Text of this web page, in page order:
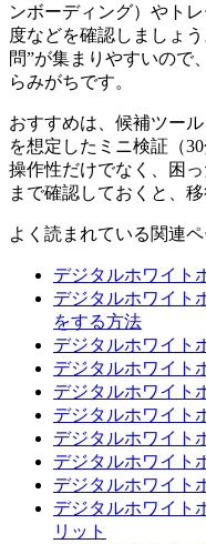
ンボーディング）やト
度などを確認しましょ
問”が集まりやすいので
らみがちです。
おすすめは、候補ツー
を想定したミニ検証（
操作性だけでなく、困
まで確認しておくと、
よく読まれている関連
デジタルホワイト
デジタルホワイト
をする方法
デジタルホワイト
デジタルホワイト
デジタルホワイト
デジタルホワイト
デジタルホワイト
デジタルホワイト
デジタルホワイト
デジタルホワイト
リット